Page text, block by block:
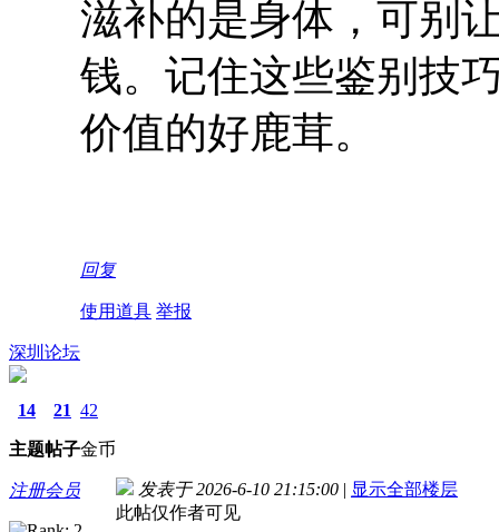
滋补的是身体，可别
钱。记住这些鉴别技
价值的好鹿茸。
回复
使用道具 举报
深圳论坛
14
主题
21
帖子
42
金币
注册会员 发表于 2026-6-10 21:15:00 | 显示全部楼层
此帖仅作者可见